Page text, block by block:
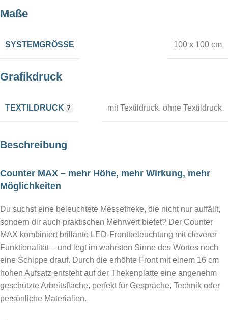
Beschreibung
Counter MAX – mehr Höhe, mehr Wirkung, mehr
Möglichkeiten
Du suchst eine beleuchtete Messetheke, die nicht nur auffällt,
sondern dir auch praktischen Mehrwert bietet? Der Counter
MAX kombiniert brillante LED-Frontbeleuchtung mit cleverer
Funktionalität – und legt im wahrsten Sinne des Wortes noch
eine Schippe drauf. Durch die erhöhte Front mit einem 16 cm
hohen Aufsatz entsteht auf der Thekenplatte eine angenehm
geschützte Arbeitsfläche, perfekt für Gespräche, Technik oder
persönliche Materialien.
Maße
SYSTEMGRÖSSE 100 x 100 cm
Grafikdruck
TEXTILDRUCK mit Textildruck, ohne Textildruck